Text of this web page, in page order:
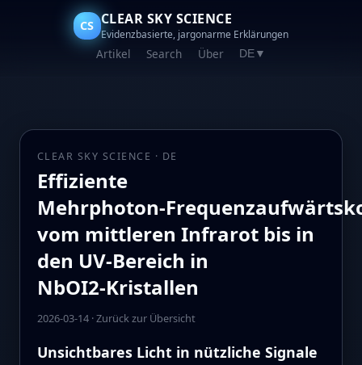
CS CLEAR SKY SCIENCE
Evidenzbasierte, jargonarme Erklärungen
Artikel Search Über DE▼
CLEAR SKY SCIENCE · DE
Effiziente
vom mittleren Infrarot bis in
den UV‑Bereich in
NbOI2‑Kristallen
2026-03-14·Zurück zur Übersicht
Unsichtbares Licht in nützliche Signale